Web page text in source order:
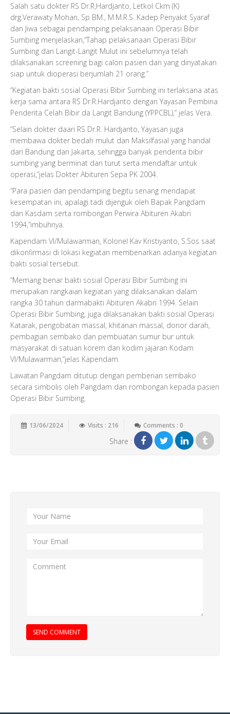
Salah satu dokter RS Dr.R,Hardjanto, Letkol Ckm (K)
drg.Verawaty Mohan, Sp BM., M.M.R.S. Kadep Penyakit Syaraf
dan Jiwa sebagai pendamping pelaksanaan Operasi Bibir
Sumbing menjelaskan,“Tahap pelaksanaan Operasi Bibir
Sumbing dan Langit-Langit Mulut ini sebelumnya telah
dilaksanakan screening bagi calon pasien dan yang dinyatakan
siap untuk dioperasi berjumlah 21 orang.”
“Kegiatan bakti sosial Operasi Bibir Sumbing ini terlaksana atas
kerja sama antara RS Dr.R.Hardjanto dengan Yayasan Pembina
Penderita Celah Bibir da Langit Bandung (YPPCBL),” jelas Vera.
“Selain dokter daari RS Dr.R. Hardjanto, Yayasan juga
membawa dokter bedah mulut dan Maksilfasial yang handal
dari Bandung dan Jakarta, sehingga banyak penderita bibir
sumbing yang berminat dan turut serta mendaftar untuk
operasi,”jelas Dokter Abituren Sepa PK 2004.
“Para pasien dan pendamping begitu senang mendapat
kesempatan ini, apalagi tadi dijenguk oleh Bapak Pangdam
dan Kasdam serta rombongan Perwira Abituren Akabri
1994,”imbuhnya.
Kapendam VI/Mulawarman, Kolonel Kav Kristiyanto, S.Sos saat
dikonfirmasi di lokasi kegiatan membenarkan adanya kegiatan
bakti sosial tersebut.
“Memang benar bakti sosial Operasi Bibir Sumbing ini
merupakan rangkaian kegiatan yang dilaksanakan dalam
rangka 30 tahun darmabakti Abituren Akabri 1994. Selain
Operasi Bibir Sumbing, juga dilaksanakan bakti sosial Operasi
Katarak, pengobatan massal, khitanan massal, donor darah,
pembagian sembako dan pembuatan sumur bur untuk
masyarakat di satuan korem dan kodim jajaran Kodam
VI/Mulawarman,”jelas Kapendam.
Lawatan Pangdam ditutup dengan pemberian sembako
secara simbolis oleh Pangdam dan rombongan kepada pasien
Operasi Bibir Sumbing.
13/06/2024 Visits : 216 Comments : 0
Share :
SEND COMMENT